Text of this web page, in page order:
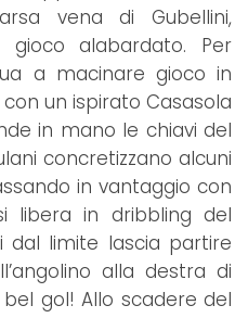
vena di Gubellini,
alabardato. Per
a macinare gioco in
un ispirato Casasola
in mano le chiavi del
concretizzano alcuni
in vantaggio con
libera in dribbling del
dal limite lascia partire
alla destra di
gol! Allo scadere del